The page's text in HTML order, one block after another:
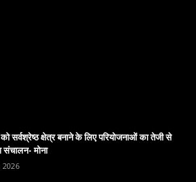
सर्वश्रेष्ठ क्षेत्र बनाने के लिए परियोजनाओं का तेजी से
संचालन- मोना
2026